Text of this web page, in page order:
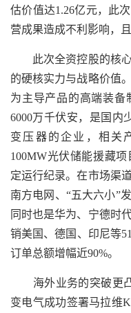
估价值达1.26亿元，此
营成果造成不利影响，
此次全资控股的核心
的硬核实力与战略价值
为主导产品的高端装备
6000万千伏安，是国内
变压器的企业，相关
100MW光伏储能援藏
定运行纪录。在市场渠
南方电网、“五大六小”
同时也是华为、宁德时
销美国、德国、印尼等
订单总额增幅近90%。
海外业务的突破更凸
变电气成功签署马拉维